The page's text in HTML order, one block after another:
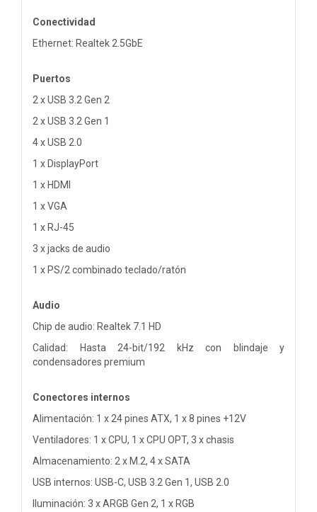
Conectividad
Ethernet: Realtek 2.5GbE
Puertos
2 x USB 3.2 Gen 2
2 x USB 3.2 Gen 1
4 x USB 2.0
1 x DisplayPort
1 x HDMI
1 x VGA
1 x RJ-45
3 x jacks de audio
1 x PS/2 combinado teclado/ratón
Audio
Chip de audio: Realtek 7.1 HD
Calidad: Hasta 24-bit/192 kHz con blindaje y
condensadores premium
Conectores internos
Alimentación: 1 x 24 pines ATX, 1 x 8 pines +12V
Ventiladores: 1 x CPU, 1 x CPU OPT, 3 x chasis
Almacenamiento: 2 x M.2, 4 x SATA
USB internos: USB-C, USB 3.2 Gen 1, USB 2.0
Iluminación: 3 x ARGB Gen 2, 1 x RGB